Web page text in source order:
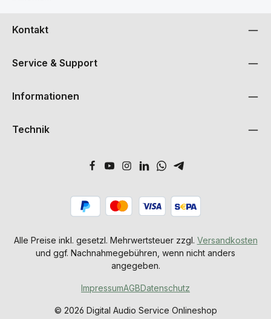
Kontakt
Service & Support
Informationen
Technik
Alle Preise inkl. gesetzl. Mehrwertsteuer zzgl. Versandkosten
und ggf. Nachnahmegebühren, wenn nicht anders
angegeben.
© 2026 Digital Audio Service Onlineshop
ImpressumAGBDatenschutz